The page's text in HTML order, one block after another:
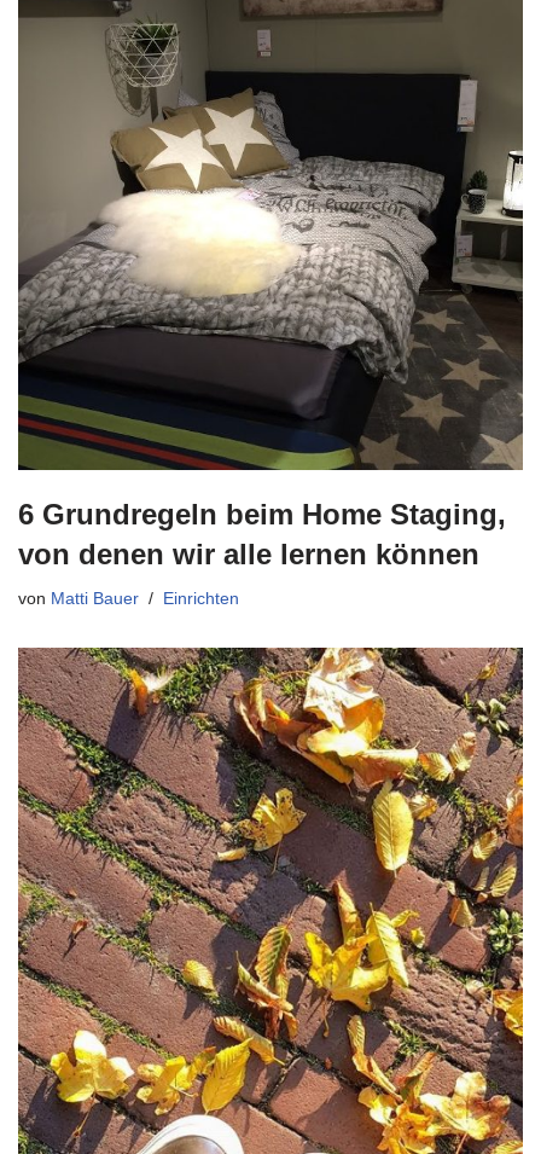
6 Grundregeln beim Home Staging,
von denen wir alle lernen können
von Matti Bauer Einrichten